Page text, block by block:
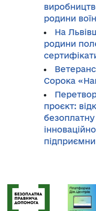
родини
На
родини
Сорока
проєкт: